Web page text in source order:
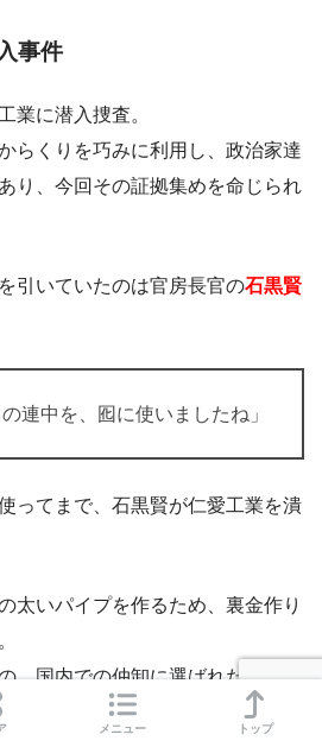
事件
業に潜入捜査。
らくりを巧みに利用し、政治家達
り、今回その証拠集めを命じられ
引いていたのは官房長官の石黒賢
連中を、囮に使いましたね」
ってまで、石黒賢が仁愛工業を潰
太いパイプを作るため、裏金作り
、国内での仲卸に選ばれたのが仁
メニュー トップ